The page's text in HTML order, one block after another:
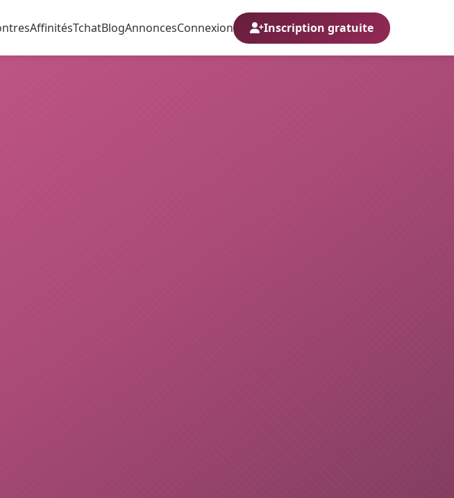
AffinitésTchatBlogAnnoncesConnexion Inscription gratuite